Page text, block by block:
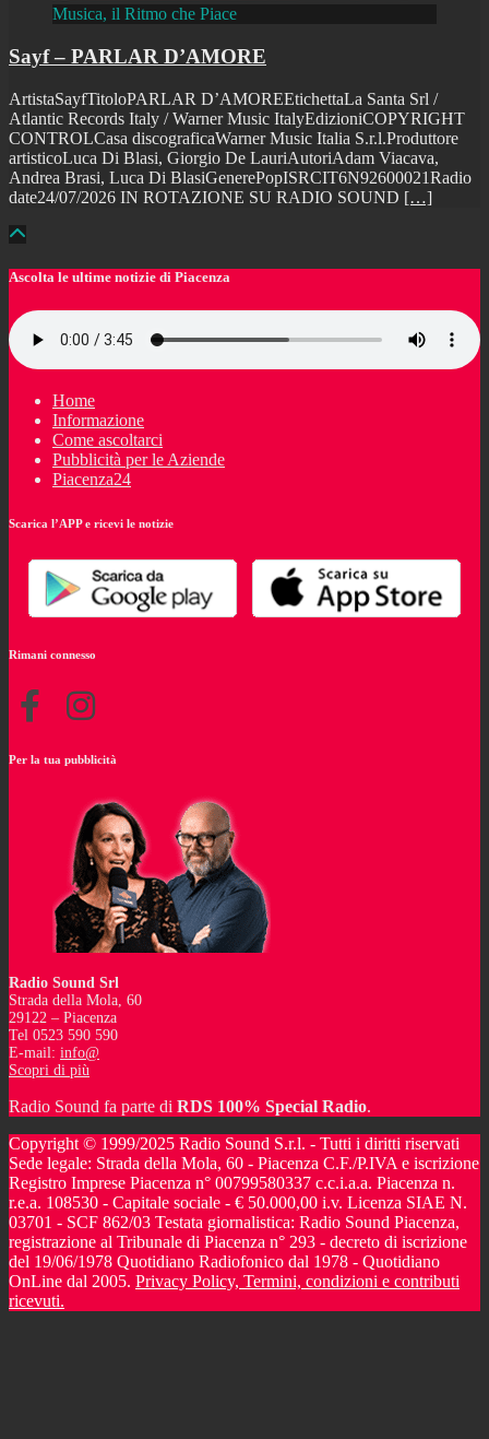
Musica, il Ritmo che Piace
Sayf – PARLAR D’AMORE
ArtistaSayfTitoloPARLAR D’AMOREEtichettaLa Santa Srl /
Atlantic Records Italy / Warner Music ItalyEdizioniCOPYRIGHT
CONTROLCasa discograficaWarner Music Italia S.r.l.Produttore
artisticoLuca Di Blasi, Giorgio De LauriAutoriAdam Viacava,
Andrea Brasi, Luca Di BlasiGenerePopISRCIT6N92600021Radio
date24/07/2026 IN ROTAZIONE SU RADIO SOUND […]
Ascolta le ultime notizie di Piacenza
Home
Informazione
Come ascoltarci
Pubblicità per le Aziende
Piacenza24
Scarica l’APP e ricevi le notizie
Rimani connesso
Per la tua pubblicità
Radio Sound Srl
Strada della Mola, 60
29122 – Piacenza
Tel 0523 590 590
E-mail: info@
Scopri di più
Radio Sound fa parte di RDS 100% Special Radio.
Copyright © 1999/2025 Radio Sound S.r.l. - Tutti i diritti riservati
Sede legale: Strada della Mola, 60 - Piacenza C.F./P.IVA e iscrizione
Registro Imprese Piacenza n° 00799580337 c.c.i.a.a. Piacenza n.
r.e.a. 108530 - Capitale sociale - € 50.000,00 i.v. Licenza SIAE N.
03701 - SCF 862/03 Testata giornalistica: Radio Sound Piacenza,
registrazione al Tribunale di Piacenza n° 293 - decreto di iscrizione
del 19/06/1978 Quotidiano Radiofonico dal 1978 - Quotidiano
OnLine dal 2005. Privacy Policy, Termini, condizioni e contributi
ricevuti.